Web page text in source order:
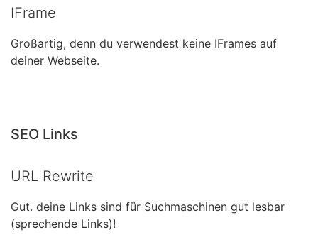
IFrame
Großartig, denn du verwendest keine IFrames auf
deiner Webseite.
SEO Links
URL Rewrite
Gut. deine Links sind für Suchmaschinen gut lesbar
(sprechende Links)!